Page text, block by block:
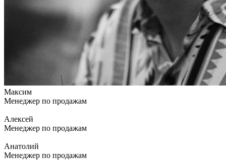
Максим
Менеджер по продажам
Алексей
Менеджер по продажам
Анатолий
Менеджер по продажам